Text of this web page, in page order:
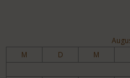
M D M